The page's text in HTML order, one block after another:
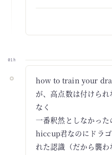
01h
how to train your
が、高点数は付けら
なく
一番釈然としなかっ
hiccup君なのにドラ
れた認識（だから襲